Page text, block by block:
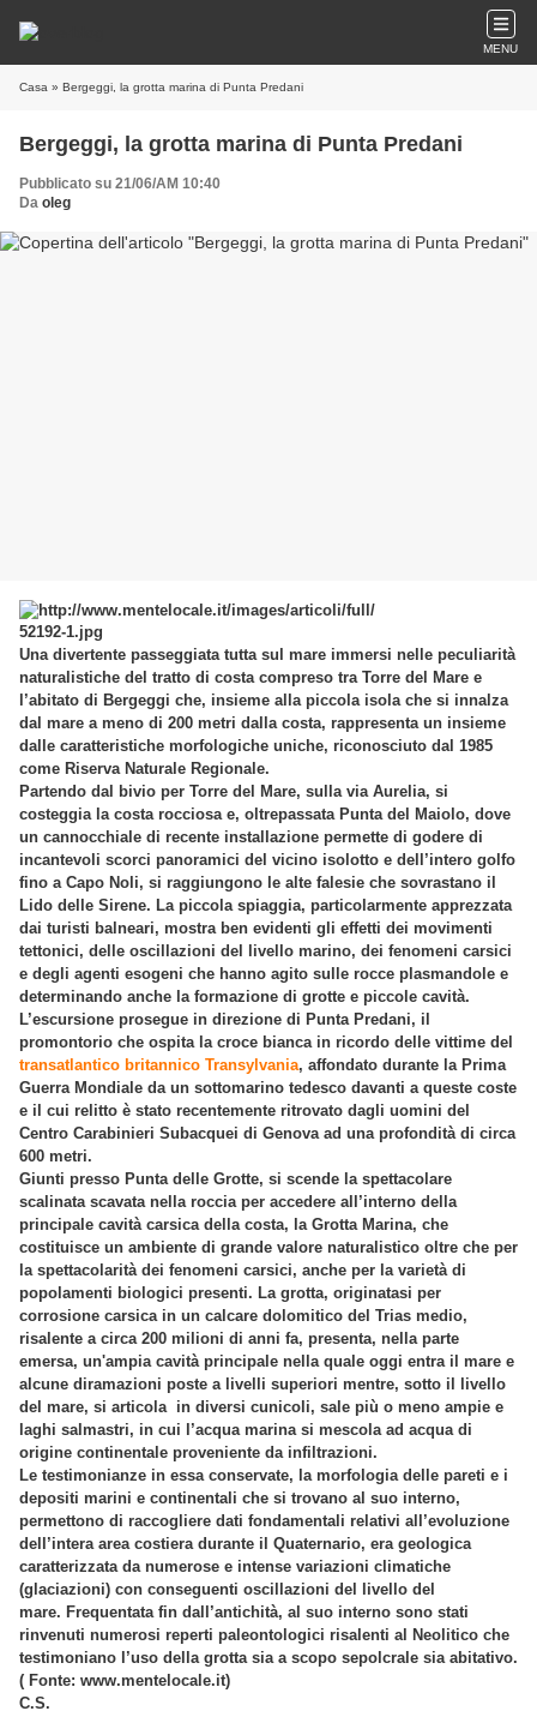
MENU
Casa » Bergeggi, la grotta marina di Punta Predani
Bergeggi, la grotta marina di Punta Predani
Pubblicato su 21/06/AM 10:40
Da oleg
Una divertente passeggiata tutta sul mare immersi nelle peculiarità
naturalistiche del tratto di costa compreso tra Torre del Mare e
l’abitato di Bergeggi che, insieme alla piccola isola che si innalza
dal mare a meno di 200 metri dalla costa, rappresenta un insieme
dalle caratteristiche morfologiche uniche, riconosciuto dal 1985
come Riserva Naturale Regionale.
Partendo dal bivio per Torre del Mare, sulla via Aurelia, si
costeggia la costa rocciosa e, oltrepassata Punta del Maiolo, dove
un cannocchiale di recente installazione permette di godere di
incantevoli scorci panoramici del vicino isolotto e dell’intero golfo
fino a Capo Noli, si raggiungono le alte falesie che sovrastano il
Lido delle Sirene. La piccola spiaggia, particolarmente apprezzata
dai turisti balneari, mostra ben evidenti gli effetti dei movimenti
tettonici, delle oscillazioni del livello marino, dei fenomeni carsici
e degli agenti esogeni che hanno agito sulle rocce plasmandole e
determinando anche la formazione di grotte e piccole cavità.
L’escursione prosegue in direzione di Punta Predani, il
promontorio che ospita la croce bianca in ricordo delle vittime del
transatlantico britannico Transylvania, affondato durante la Prima
Guerra Mondiale da un sottomarino tedesco davanti a queste coste
e il cui relitto è stato recentemente ritrovato dagli uomini del
Centro Carabinieri Subacquei di Genova ad una profondità di circa
600 metri.
Giunti presso Punta delle Grotte, si scende la spettacolare
scalinata scavata nella roccia per accedere all’interno della
principale cavità carsica della costa, la Grotta Marina, che
costituisce un ambiente di grande valore naturalistico oltre che per
la spettacolarità dei fenomeni carsici, anche per la varietà di
popolamenti biologici presenti. La grotta, originatasi per
corrosione carsica in un calcare dolomitico del Trias medio,
risalente a circa 200 milioni di anni fa, presenta, nella parte
emersa, un'ampia cavità principale nella quale oggi entra il mare e
alcune diramazioni poste a livelli superiori mentre, sotto il livello
del mare, si articola in diversi cunicoli, sale più o meno ampie e
laghi salmastri, in cui l’acqua marina si mescola ad acqua di
origine continentale proveniente da infiltrazioni.
Le testimonianze in essa conservate, la morfologia delle pareti e i
depositi marini e continentali che si trovano al suo interno,
permettono di raccogliere dati fondamentali relativi all’evoluzione
dell’intera area costiera durante il Quaternario, era geologica
caratterizzata da numerose e intense variazioni climatiche
(glaciazioni) con conseguenti oscillazioni del livello del
mare. Frequentata fin dall’antichità, al suo interno sono stati
rinvenuti numerosi reperti paleontologici risalenti al Neolitico che
testimoniano l’uso della grotta sia a scopo sepolcrale sia abitativo.
( Fonte: www.mentelocale.it)
C.S.